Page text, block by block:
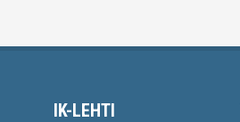
IK-LEHTI